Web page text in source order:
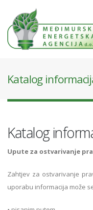
Katalog
Katalog
Upute za ostvarivanje
Zahtjev za ostvarivanje
uporabu informacija može